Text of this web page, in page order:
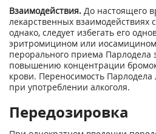
Взаимодействия. До настоящего
лекарственных взаимодействиях
однако, следует избегать его
эритромицином или
перорального приема Парлодела
повышению концентрации
крови. Переносимость
при употреблении алкоголя.
Передозировка